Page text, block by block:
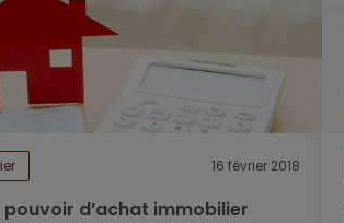
16 février 2018
pouvoir d’achat immobilier